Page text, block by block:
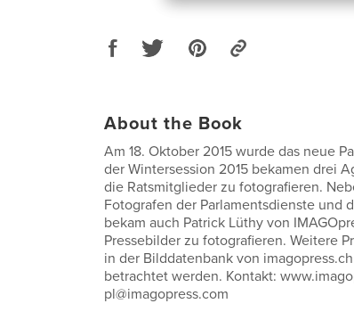
About the Book
Am 18. Oktober 2015 wurde das neue
der Wintersession 2015 bekamen drei
die Ratsmitglieder zu fotografieren.
Fotografen der Parlamentsdienste und
bekam auch Patrick Lüthy von
Pressebilder zu fotografieren. Weitere
in der Bilddatenbank von
betrachtet werden. Kontakt:
pl@imagopress.com